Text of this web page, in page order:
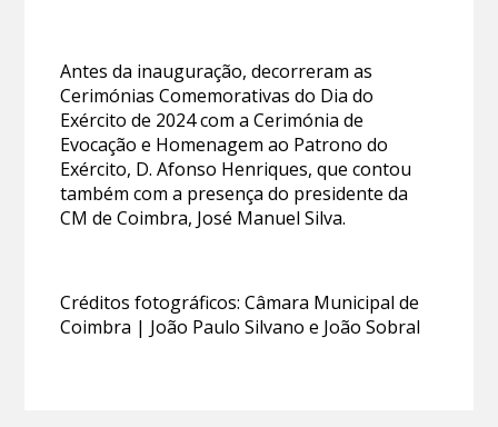
Antes da inauguração, decorreram as
Cerimónias Comemorativas do Dia do
Exército de 2024 com a Cerimónia de
Evocação e Homenagem ao Patrono do
Exército, D. Afonso Henriques, que contou
também com a presença do presidente da
CM de Coimbra, José Manuel Silva.
Créditos fotográficos: Câmara Municipal de
Coimbra | João Paulo Silvano e João Sobral